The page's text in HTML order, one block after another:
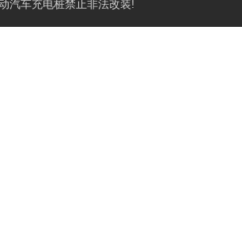
汽车充电桩禁止非法改装!